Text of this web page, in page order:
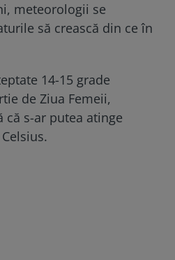
meteorologii se
să crească din ce în
14-15 grade
de Ziua Femeii,
s-ar putea atinge